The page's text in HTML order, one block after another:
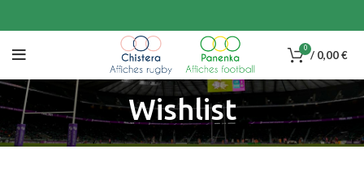
0 / 0,00€
Wishlist